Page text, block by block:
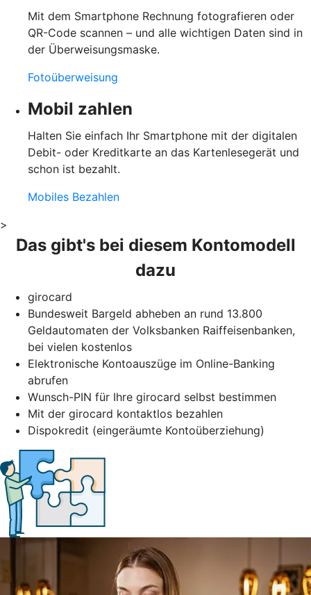
Mit dem Smartphone Rechnung fotografieren oder
QR-Code scannen – und alle wichtigen Daten sind in
der Überweisungsmaske.
Fotoüberweisung
Mobil zahlen
Halten Sie einfach Ihr Smartphone mit der digitalen
Debit- oder Kreditkarte an das Kartenlesegerät und
schon ist bezahlt.
Mobiles Bezahlen
>
Das gibt's bei diesem Kontomodell
dazu
girocard
Bundesweit Bargeld abheben an rund 13.800
Geldautomaten der Volksbanken Raiffeisenbanken,
bei vielen kostenlos
Elektronische Kontoauszüge im Online-Banking
abrufen
Wunsch-PIN für Ihre girocard selbst bestimmen
Mit der girocard kontaktlos bezahlen
Dispokredit (eingeräumte Kontoüberziehung)